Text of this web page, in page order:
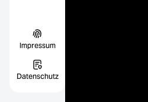
Impressum
Datenschutz